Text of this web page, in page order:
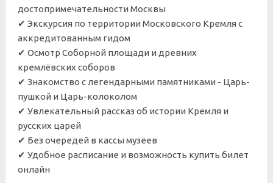
достопримечательности Москвы
✔ Экскурсия по территории Московского Кремля с
аккредитованным гидом
✔ Осмотр Соборной площади и древних
кремлёвских соборов
✔ Знакомство с легендарными памятниками - Царь-
пушкой и Царь-колоколом
✔ Увлекательный рассказ об истории Кремля и
русских царей
✔ Без очередей в кассы музеев
✔ Удобное расписание и возможность купить билет
онлайн